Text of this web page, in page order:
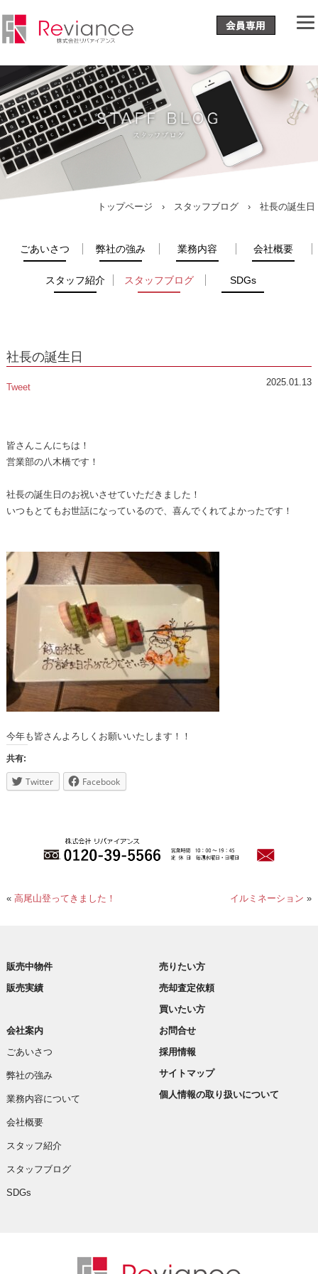
トップページ › スタッフブログ› 社長の誕生日
ごあいさつ 弊社の強み 業務内容 会社概要
スタッフ紹介 スタッフブログ SDGs
社長の誕生日
2025.01.13
Tweet
皆さんこんにちは！
営業部の八木橋です！
社長の誕生日のお祝いさせていただきました！
いつもとてもお世話になっているので、喜んでくれてよかったです！
今年も皆さんよろしくお願いいたします！！
共有:
Twitter Facebook
« 高尾山登ってきました！ イルミネーション »
販売中物件
販売実績
売りたい方
売却査定依頼
買いたい方
会社案内
ごあいさつ
弊社の強み
業務内容について
会社概要
スタッフ紹介
スタッフブログ
SDGs
お問合せ
採用情報
サイトマップ
個人情報の取り扱いについて